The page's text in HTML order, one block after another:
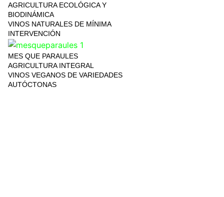
AGRICULTURA ECOLÓGICA Y
BIODINÁMICA
VINOS NATURALES DE MÍNIMA
INTERVENCIÓN
MES QUE PARAULES
AGRICULTURA INTEGRAL
VINOS VEGANOS DE VARIEDADES
AUTÓCTONAS